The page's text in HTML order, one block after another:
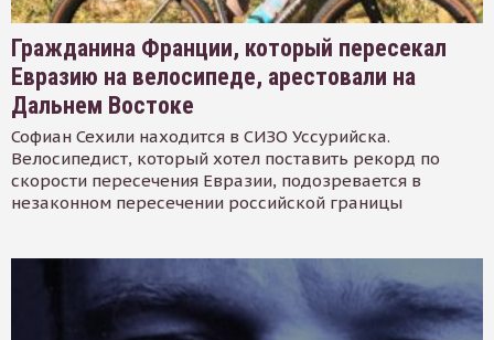
Гражданина Франции, который пересекал
Евразию на велосипеде, арестовали на
Дальнем Востоке
Софиан Сехили находится в СИЗО Уссурийска.
Велосипедист, который хотел поставить рекорд по
скорости пересечения Евразии, подозревается в
незаконном пересечении российской границы